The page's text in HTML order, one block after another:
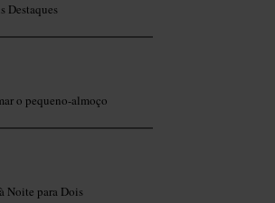
Destaques
o pequeno-almoço
Noite para Dois